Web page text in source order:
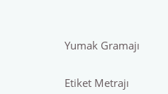
Yumak Gramajı
Etiket Metrajı